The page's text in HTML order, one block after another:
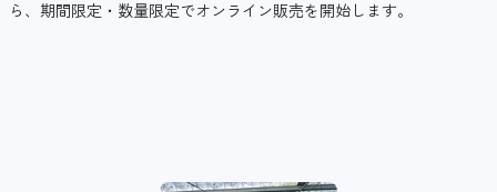
ら、期間限定・数量限定でオンライン販売を開始します。